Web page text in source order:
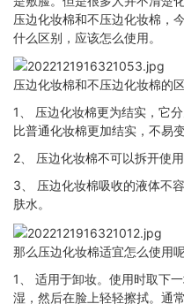
压边化妆棉和不压边化妆棉，
什么区别，应该怎么使用。
压边化妆棉和不压边化妆棉的
1、 压边化妆棉更为结实，它
比普通化妆棉更加结实，不易变
2、 压边化妆棉不可以拆开使
3、 压边化妆棉吸收的液体不
肤水。
那么压边化妆棉适宜怎么使用
1、 适用于卸妆。使用时取下
湿，然后在脸上轻轻擦拭。通